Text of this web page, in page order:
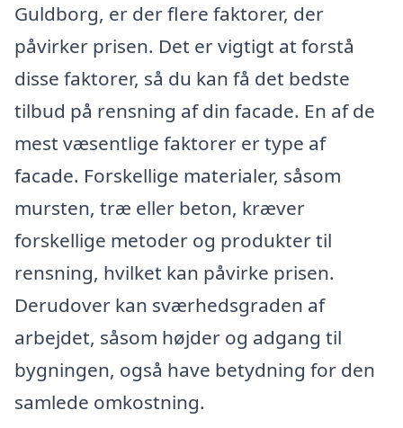
Guldborg, er der flere faktorer, der
påvirker prisen. Det er vigtigt at forstå
disse faktorer, så du kan få det bedste
tilbud på rensning af din facade. En af de
mest væsentlige faktorer er type af
facade. Forskellige materialer, såsom
mursten, træ eller beton, kræver
forskellige metoder og produkter til
rensning, hvilket kan påvirke prisen.
Derudover kan sværhedsgraden af
arbejdet, såsom højder og adgang til
bygningen, også have betydning for den
samlede omkostning.